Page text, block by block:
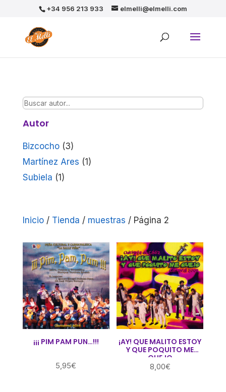
+34 956 213 933 elmelli@elmelli.com
Autor
Bizcocho (3)
Martínez Ares (1)
Subiela (1)
Inicio/ Tienda / muestras / Página 2
¡¡¡ PIM PAM PUN…!!!
5,95€
¡AY! QUE MALITO ESTOY
Y QUE POQUITO ME
QUEJO
8,00€